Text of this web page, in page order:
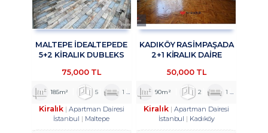
MALTEPE İDEALTEPEDE
5+2 KİRALIK DUBLEKS
75,000 TL
185m² 5 1 2
Kiralık
Apartman Dairesi
İstanbul
Maltepe
KADIKÖY RASİMPAŞADA
2+1 KİRALIK DAİRE
50,000 TL
90m² 2 1
Kiralık
Apartman Dairesi
İstanbul
Kadıköy